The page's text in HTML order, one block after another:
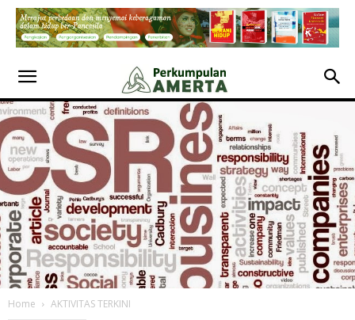
Home AKTIVITAS TERKINI